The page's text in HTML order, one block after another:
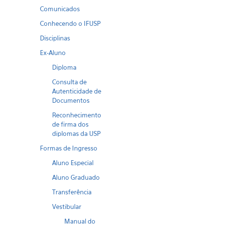
Comunicados
Conhecendo o IFUSP
Disciplinas
Ex-Aluno
Diploma
Consulta de
Autenticidade de
Documentos
Reconhecimento
de firma dos
diplomas da USP
Formas de Ingresso
Aluno Especial
Aluno Graduado
Transferência
Vestibular
Manual do